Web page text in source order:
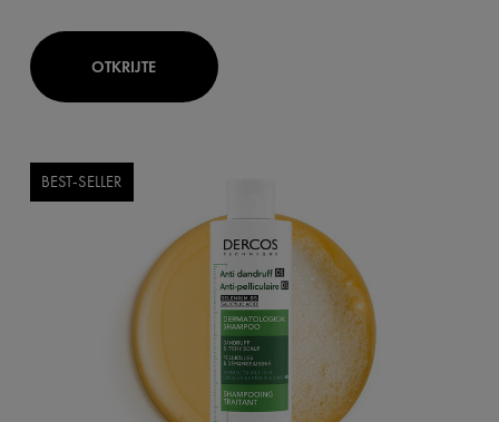
OTKRIJTE
BEST-SELLER